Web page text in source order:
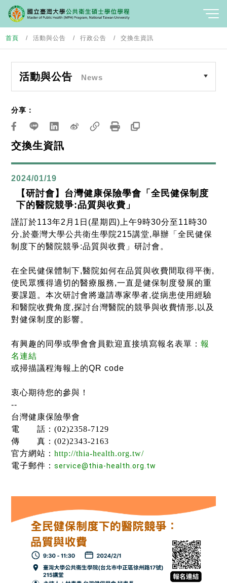
首頁 活動與公告 行政公告 交換生資訊
活動與公告 News
交換生資訊
分享：
2024/01/19
【研討會】台灣健康保險學會「全民健保制度
下的醫院競爭:品質與收費」
謹訂於113年2 月 1 日 (星期四) 上午9時30分至11時30
分,於臺灣大學公共衛生學院215講堂,舉辦「全民健保
制度下的醫院競爭:品質與收費」研討會。
在全民健保體制下,醫院如何在品質與收費間取得平衡,
使民眾獲得適切的醫療服務,一直是健保制度發展的重
要課題。本次研討會將邀請專家學者,從病患使用經驗
和醫院收費角度,探討台灣醫院的競爭與收費情形, 以及
對健保制度的影響。
有興趣的同學或學會會員歡迎直接填寫報名表單：報
名連結
或掃描議程海報上的QR code
衷心期待您的參與！
--
台灣健康保險學會
電 話：(02)2358-7129
傳 真：(02)2343-2163
官方網站：http://thia-health.org.tw/
電子郵件：service@thia-health.org.tw